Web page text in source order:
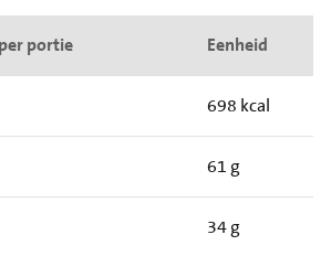
portie Eenheid
698 kcal
61 g
34 g